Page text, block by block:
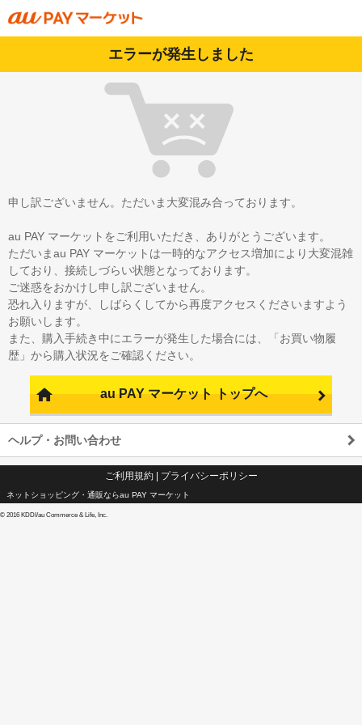
エラーが発生しました
申し訳ございません。ただいま大変混み合っております。
au PAY マーケットをご利用いただき、ありがとうございます。
ただいまau PAY マーケットは一時的なアクセス増加により大変混雑
しており、接続しづらい状態となっております。
ご迷惑をおかけし申し訳ございません。
恐れ入りますが、しばらくしてから再度アクセスくださいますよう
お願いします。
また、購入手続き中にエラーが発生した場合には、「お買い物履
歴」から購入状況をご確認ください。
au PAY マーケット トップへ
ヘルプ・お問い合わせ
ご利用規約| プライバシーポリシー
ネットショッピング・通販ならau PAY マーケット
© 2016 KDDI/au Commerce & Life, Inc.